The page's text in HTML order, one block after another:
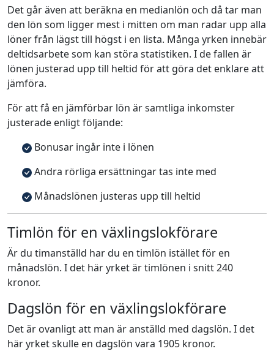
Det går även att beräkna en medianlön och då tar man
den lön som ligger mest i mitten om man radar upp alla
löner från lägst till högst i en lista. Många yrken innebär
deltidsarbete som kan störa statistiken. I de fallen är
lönen justerad upp till heltid för att göra det enklare att
jämföra.
För att få en jämförbar lön är samtliga inkomster
justerade enligt följande:
Bonusar ingår inte i lönen
Andra rörliga ersättningar tas inte med
Månadslönen justeras upp till heltid
Timlön för en växlingslokförare
Är du timanställd har du en timlön istället för en
månadslön. I det här yrket är timlönen i snitt 240
kronor.
Dagslön för en växlingslokförare
Det är ovanligt att man är anställd med dagslön. I det
här yrket skulle en dagslön vara 1905 kronor.